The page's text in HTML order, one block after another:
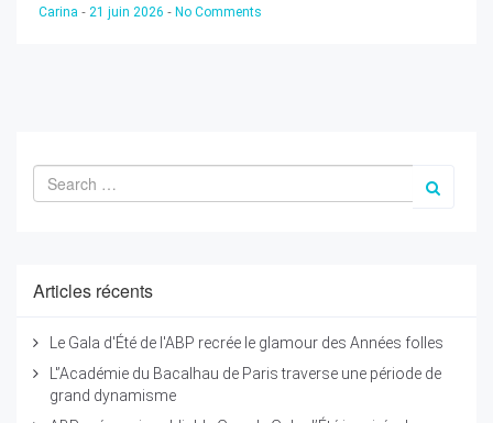
Carina - 21 juin 2026 - No Comments
Articles récents
Le Gala d'Été de l'ABP recrée le glamour des Années folles
L'’Académie du Bacalhau de Paris traverse une période de
grand dynamisme